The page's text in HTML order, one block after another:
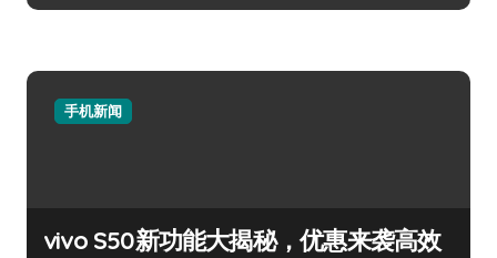
手机新闻
vivo S50新功能大揭秘，优惠来袭高效